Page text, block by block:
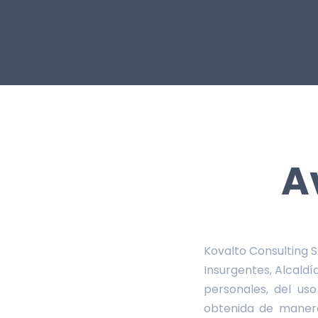
Kovalto Consulting
Insurgentes,
personales, del
obtenida de